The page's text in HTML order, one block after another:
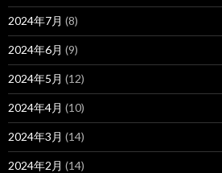
2024年7月 (8)
2024年6月 (9)
2024年5月 (12)
2024年4月 (10)
2024年3月 (14)
2024年2月 (14)